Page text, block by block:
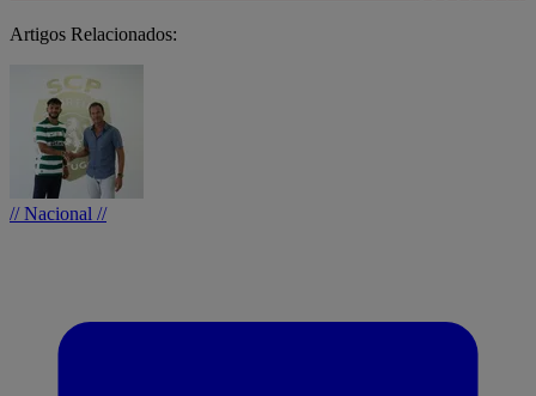
Artigos Relacionados:
// Nacional //